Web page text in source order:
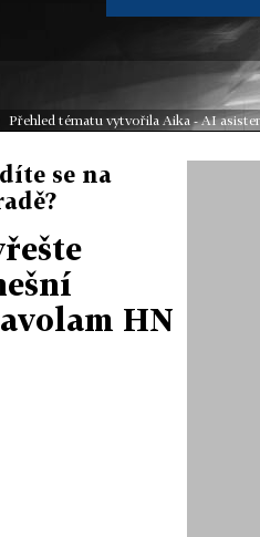
Přehled tématu vytvořila Aika - AI
se na
HN